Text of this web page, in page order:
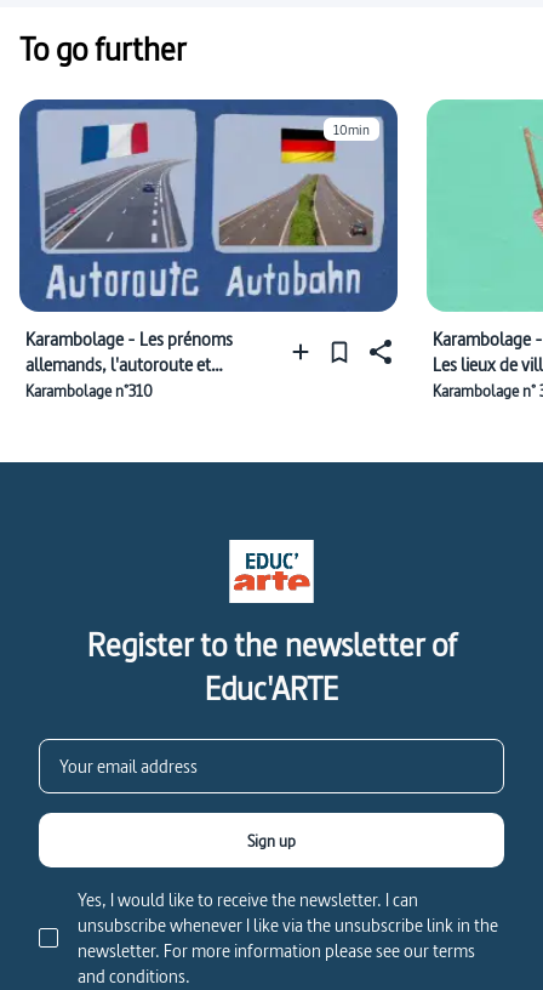
To go further
10min
Karambolage - Les prénoms
allemands, l'autoroute et
Madame la Chancelière
Karambolage n°310
Karambolage -
Les lieux de
chefs d’État
Karambolage n°
Register to the newsletter of
Educ'ARTE
Yes, I would like to receive the newsletter. I can
unsubscribe whenever I like via the unsubscribe link in the
newsletter. For more information please see our terms
and conditions.
Sign up